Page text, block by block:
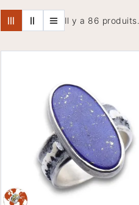
Il y a 86 produits.